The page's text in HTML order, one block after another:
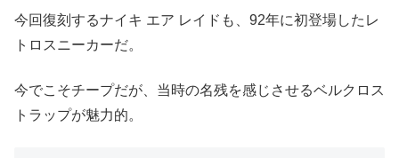
今回復刻するナイキ エア レイドも、92年に初登場したレ
トロスニーカーだ。
今でこそチープだが、当時の名残を感じさせるベルクロス
トラップが魅力的。